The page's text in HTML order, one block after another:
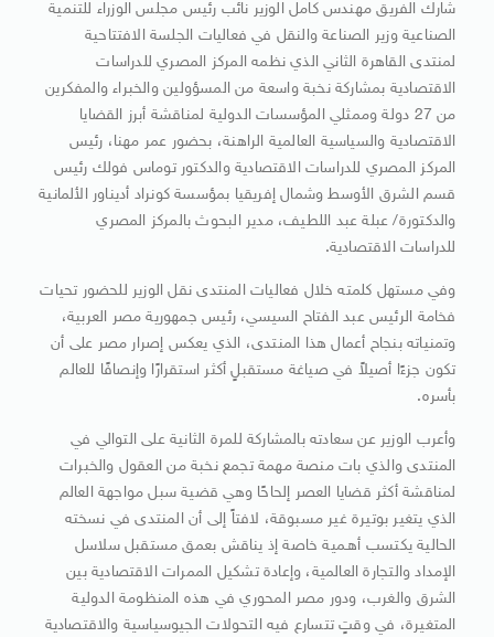
شارك الفريق مهندس كامل الوزير نائب رئيس مجلس الوزراء للتنمية
الصناعية وزير الصناعة والنقل في فعاليات الجلسة الافتتاحية
لمنتدى القاهرة الثاني الذي نظمه المركز المصري للدراسات
الاقتصادية بمشاركة نخبة واسعة من المسؤولين والخبراء والمفكرين
من 27 دولة وممثلي المؤسسات الدولية لمناقشة أبرز القضايا
الاقتصادية والسياسية العالمية الراهنة، بحضور عمر مهنا، رئيس
المركز المصري للدراسات الاقتصادية والدكتور توماس فولك رئيس
قسم الشرق الأوسط وشمال إفريقيا بمؤسسة كونراد أديناور الألمانية
والدكتورة/ عبلة عبد اللطيف، مدير البحوث بالمركز المصري
للدراسات الاقتصادية.
وفي مستهل كلمته خلال فعاليات المنتدى نقل الوزير للحضور تحيات
فخامة الرئيس عبد الفتاح السيسي، رئيس جمهورية مصر العربية،
وتمنياته بنجاح أعمال هذا المنتدى، الذي يعكس إصرار مصر على أن
تكون جزءًا أصيلاً في صياغة مستقبلٍ أكثر استقرارًا وإنصافًا للعالم
بأسره.
وأعرب الوزير عن سعادته بالمشاركة للمرة الثانية على التوالي في
المنتدى والذي بات منصة مهمة تجمع نخبة من العقول والخبرات
لمناقشة أكثر قضايا العصر إلحاحًا وهي قضية سبل مواجهة العالم
الذي يتغير بوتيرة غير مسبوقة، لافتاً إلى أن المنتدى في نسخته
الحالية يكتسب أهـمية خاصة إذ يناقش بعمق مستقبل سلاسل
الإمداد والتجارة العالمية، وإعادة تشكيل الممرات الاقتصادية بين
الشرق والغرب، ودور مصر المحوري في هذه المنظومة الدولية
المتغيرة، في وقتٍ تتسارع فيه التحولات الجيوسياسية والاقتصادية